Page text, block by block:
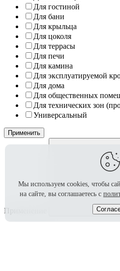
Для гостиной
Для бани
Для крыльца
Для цоколя
Для террасы
Для печи
Для камина
Для эксплуатируемой
Для дома
Для общественных
Для технических зон
Универсальный
Применить
Применение
Мы используем cookies, чтобы
на сайте, вы соглашаетесь с